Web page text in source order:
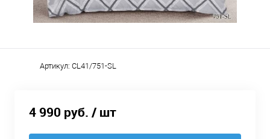
Артикул: CL41/751-SL
4 990 руб. / шт